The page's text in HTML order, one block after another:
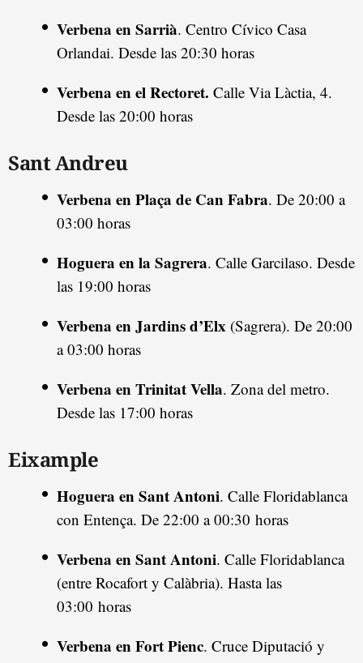
Verbena en Sarrià. Centro Cívico Casa
Orlandai. Desde las 20:30 horas
Verbena en el Rectoret. Calle Via Làctia, 4.
Desde las 20:00 horas
Sant Andreu
Verbena en Plaça de Can Fabra. De 20:00 a
03:00 horas
Hoguera en la Sagrera. Calle Garcilaso. Desde
las 19:00 horas
Verbena en Jardins d’Elx (Sagrera). De 20:00
a 03:00 horas
Verbena en Trinitat Vella. Zona del metro.
Desde las 17:00 horas
Eixample
Hoguera en Sant Antoni. Calle Floridablanca
con Entença. De 22:00 a 00:30 horas
Verbena en Sant Antoni. Calle Floridablanca
(entre Rocafort y Calàbria). Hasta las
03:00 horas
Verbena en Fort Pienc. Cruce Diputació y